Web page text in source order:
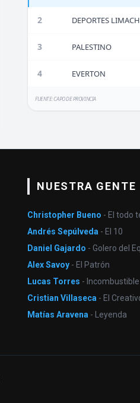
2 DEPORTES
3 PALESTINO
4 EVERTON
FUENTE: CAPO DE PROVINCIA
NUESTRA GENTE
Christopher Bueno - El todo
Andrés Sepúlveda - El 10
Daniel Gajardo - Golero del
Alex Savoy - El Patrón
Lucas Torres - Incombustible
Cristian Villaseca - El
Matías Aravena - Leyenda